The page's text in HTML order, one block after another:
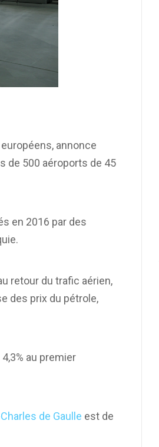
annonce
de 500 aéroports de 45
en 2016 par des
retour du trafic aérien,
des prix du pétrole,
au premier
de Gaulle est de